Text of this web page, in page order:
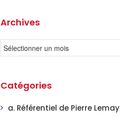
Archives
Catégories
a. Référentiel de Pierre Lemay